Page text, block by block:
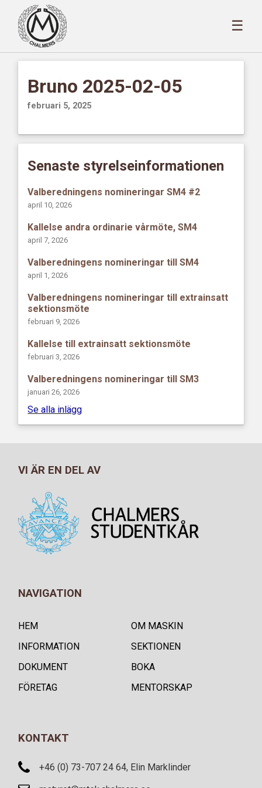
☰
Bruno 2025-02-05
februari 5, 2025
Senaste styrelseinformationen
Valberedningens nomineringar SM4 #2
april 10, 2026
Kallelse andra ordinarie vårmöte, SM4
april 7, 2026
Valberedningens nomineringar till SM4
april 1, 2026
Valberedningens nomineringar till extrainsatt
sektionsmöte
februari 9, 2026
Kallelse till extrainsatt sektionsmöte
februari 3, 2026
Valberedningens nomineringar till SM3
januari 26, 2026
Se alla inlägg
VI ÄR EN DEL AV
NAVIGATION
HEM
OM MASKIN
INFORMATION
SEKTIONEN
DOKUMENT
BOKA
FÖRETAG
MENTORSKAP
KONTAKT
+46 (0) 73-707 24 64, Elin Marklinder